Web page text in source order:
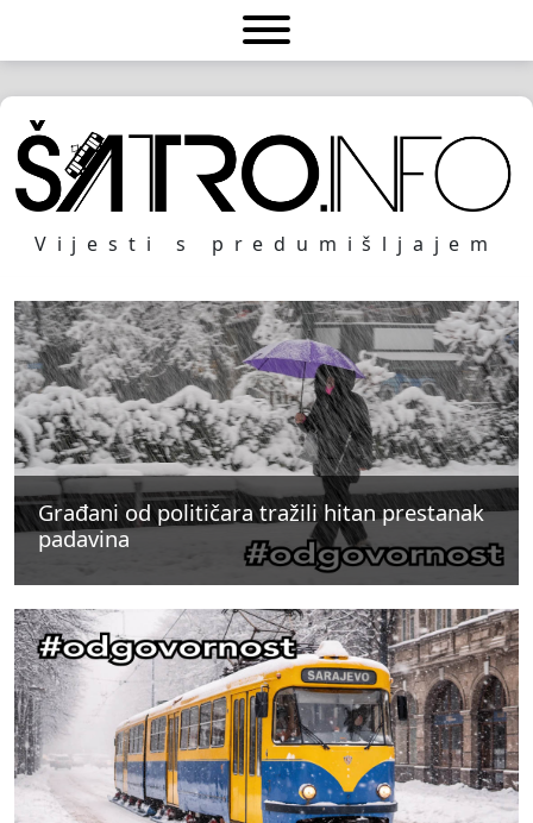
Vijesti s predumišljajem
Građani od političara tražili hitan prestanak
padavina
Građani od političara tražili hitan prestanak
padavina
Građani od političara tražili hitan prestanak
padavina